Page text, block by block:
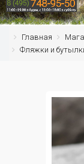
Главная
Фляжки и